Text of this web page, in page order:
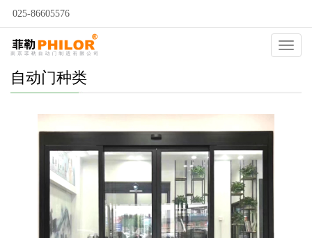
025-86605576
自动门种类